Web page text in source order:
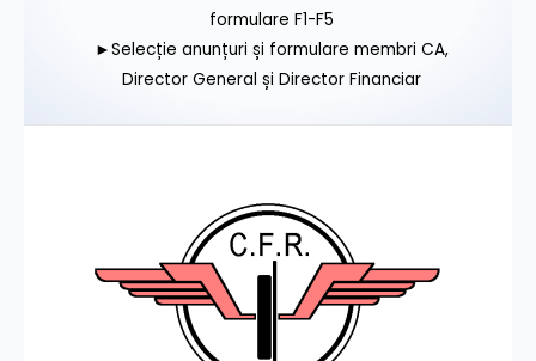
formulare F1-F5
►Selecție anunțuri și formulare membri CA,
Director General și Director Financiar